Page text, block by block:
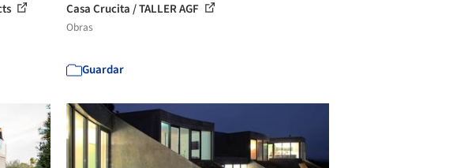
Casa Crucita / TALLER AGF
Obras
Guardar